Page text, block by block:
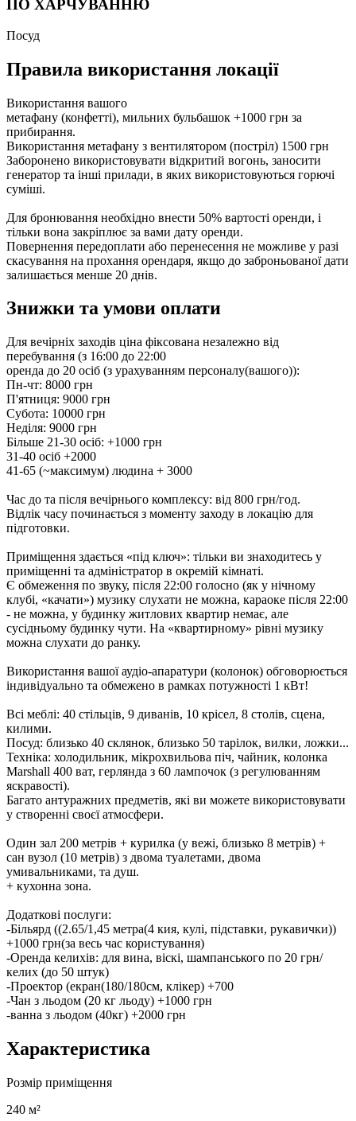
ПО ХАРЧУВАННЮ
Посуд
Правила використання локації
Використання вашого
метафану (конфетті), мильних бульбашок +1000 грн за
прибирання.
Використання метафану з вентилятором (постріл) 1500 грн
Заборонено використовувати відкритий вогонь, заносити
генератор та інші прилади, в яких використовуються горючі
суміші.
Для бронювання необхідно внести 50% вартості оренди, і
тільки вона закріплює за вами дату оренди.
Повернення передоплати або перенесення не можливе у разі
скасування на прохання орендаря, якщо до заброньованої дати
залишається менше 20 днів.
Знижки та умови оплати
Для вечірніх заходів ціна фіксована незалежно від
перебування (з 16:00 до 22:00
оренда до 20 осіб (з урахуванням персоналу(вашого)):
Пн-чт: 8000 грн
П'ятниця: 9000 грн
Субота: 10000 грн
Неділя: 9000 грн
Більше 21-30 осіб: +1000 грн
31-40 осіб +2000
41-65 (~максимум) людина + 3000
Час до та після вечірнього комплексу: від 800 грн/год.
Відлік часу починається з моменту заходу в локацію для
підготовки.
Приміщення здається «під ключ»: тільки ви знаходитесь у
приміщенні та адміністратор в окремій кімнаті.
Є обмеження по звуку, після 22:00 голосно (як у нічному
клубі, «качати») музику слухати не можна, караоке після 22:00
- не можна, у будинку житлових квартир немає, але
сусідньому будинку чути. На «квартирному» рівні музику
можна слухати до ранку.
Використання вашої аудіо-апаратури (колонок) обговорюється
індивідуально та обмежено в рамках потужності 1 кВт!
Всі меблі: 40 стільців, 9 диванів, 10 крісел, 8 столів, сцена,
килими.
Посуд: близько 40 склянок, близько 50 тарілок, вилки, ложки...
Техніка: холодильник, мікрохвильова піч, чайник, колонка
Marshall 400 ват, герлянда з 60 лампочок (з регулюванням
яскравості).
Багато антуражних предметів, які ви можете використовувати
у створенні своєї атмосфери.
Один зал 200 метрів + курилка (у вежі, близько 8 метрів) +
сан вузол (10 метрів) з двома туалетами, двома
умивальниками, та душ.
+ кухонна зона.
Додаткові послуги:
-Більярд ((2.65/1,45 метра(4 кия, кулі, підставки, рукавички))
+1000 грн(за весь час користування)
-Оренда келихів: для вина, віскі, шампанського по 20 грн/
келих (до 50 штук)
-Проектор (екран(180/180см, клікер) +700
-Чан з льодом (20 кг льоду) +1000 грн
-ванна з льодом (40кг) +2000 грн
Характеристика
Розмір приміщення
240 м²